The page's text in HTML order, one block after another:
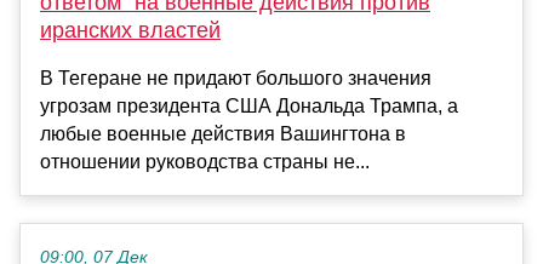
иранских властей
В Тегеране не придают большого значения
угрозам президента США Дональда Трампа, а
любые военные действия Вашингтона в
отношении руководства страны не...
09:00, 07 Дек